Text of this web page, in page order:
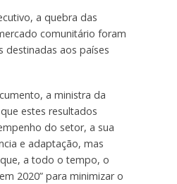
a quebra das
comunitário foram
destinadas aos países
a ministra da
estes resultados
do setor, a sua
e adaptação, mas
a todo o tempo, o
2020” para minimizar o